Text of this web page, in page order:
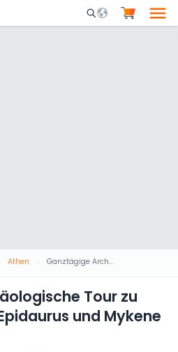
Mobile Search
Athen Ganztägige Archäologische Tour zu den Stätten von Epidaurus und Mykene ab Athen
Tour zu
und Mykene